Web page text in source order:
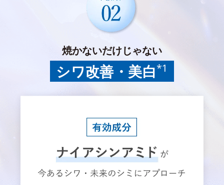
焼かないだけじゃない
シワ改善・美白*1